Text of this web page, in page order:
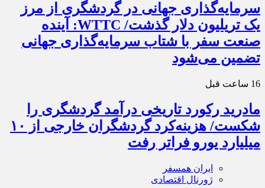
سرمایه‌گذاری جهانی در گردشگری از مرز
یک تریلیون دلار گذشت/ WTTC: آینده
صنعت سفر با شتاب سرمایه‌گذاری جهانی
تضمین می‌شود
16 ساعت قبل
مادرید رکورد تاریخی درآمد گردشگری را
شکست/ هزینه‌کرد گردشگران خارجی از ۱۰
میلیارد یورو فراتر رفت
ایران همسفر
ژورنال اقتصادی